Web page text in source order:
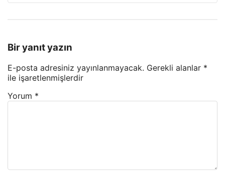
Bir yanıt yazın
E-posta adresiniz yayınlanmayacak. Gerekli alanlar *
ile işaretlenmişlerdir
Yorum *